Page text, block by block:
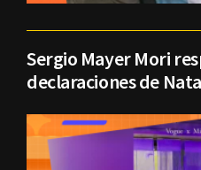
Sergio Mayer Mori
declaraciones de